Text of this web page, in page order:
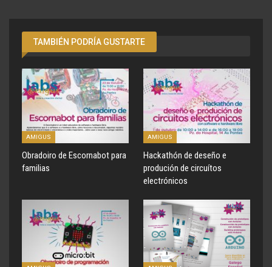
TAMBIÉN PODRÍA GUSTARTE
AMIGUS
Obradoiro de Escornabot para
familias
AMIGUS
Hackathón de deseño e
produción de circuítos
electrónicos